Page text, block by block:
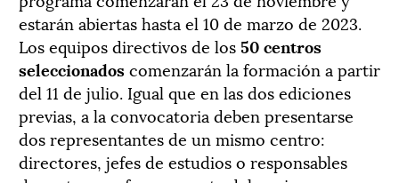
estarán abiertas hasta el 10 de marzo de 2023.
Los equipos directivos de los50 centros
seleccionadoscomenzarán la formación a partir
del 11 de julio. Igual que en las dos ediciones
previas, a la convocatoria deben presentarse
dos representantes de un mismo centro:
directores, jefes de estudios o responsables